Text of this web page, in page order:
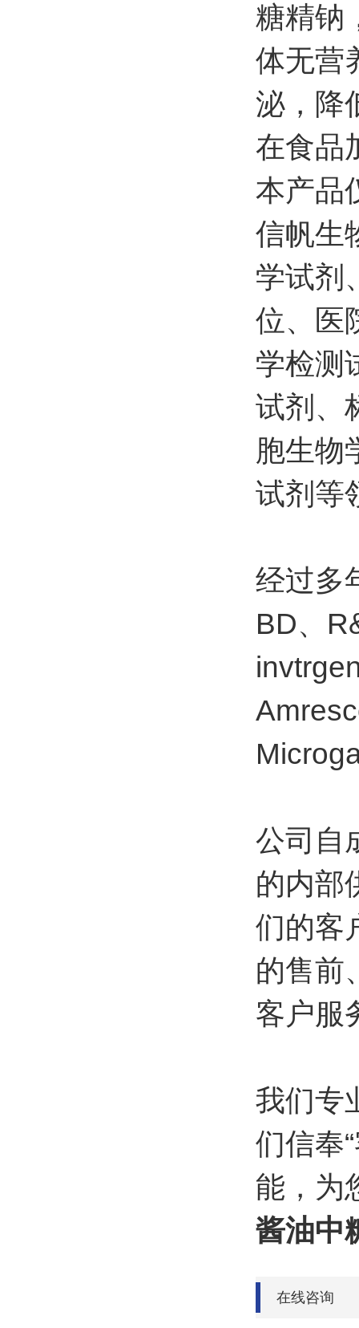
糖精钠
体无营
泌，降
在食品
本产品
信帆生
学试剂
位、医
学检测
试剂、
胞生物
试剂等
经过多
BD、
公司自
的内部
们的客
的售前
客户服
我们专
们信奉
能，为
酱油中
在线咨询